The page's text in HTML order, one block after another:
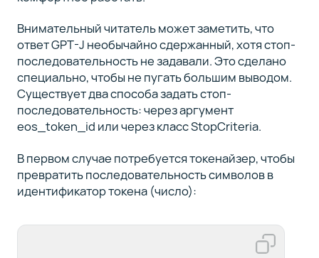
Внимательный читатель может заметить, что
ответ GPT-J необычайно сдержанный, хотя стоп-
последовательность не задавали. Это сделано
специально, чтобы не пугать большим выводом.
Существует два способа задать стоп-
последовательность: через аргумент
eos_token_id или через класс StopCriteria.
В первом случае потребуется токенайзер, чтобы
превратить последовательность символов в
идентификатор токена (число):